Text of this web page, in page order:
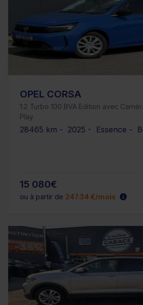
OPEL CORSA
1.2 Turbo 100 BVA Edition avec
Play
28465 km - 2025 - Essence -
15 080€
ou à partir de 247.34 €/mois